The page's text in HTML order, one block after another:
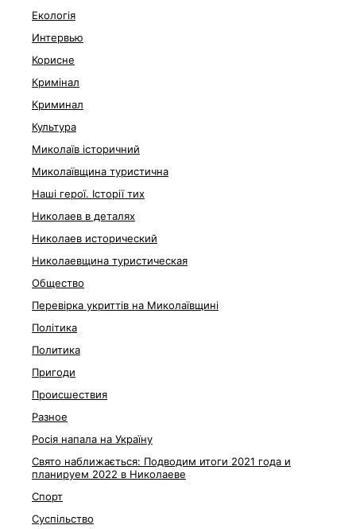
Екологія
Интервью
Корисне
Кримінал
Криминал
Культура
Миколаїв історичний
Миколаївщина туристична
Наші герої. Історії тих
Николаев в деталях
Николаев исторический
Николаевщина туристическая
Общество
Перевірка укриттів на Миколаївщині
Політика
Политика
Пригоди
Происшествия
Разное
Росія напала на Україну
Свято наближається: Подводим итоги 2021 года и
планируем 2022 в Николаеве
Спорт
Суспільство